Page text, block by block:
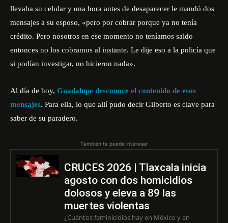
llevaba su celular y una hora antes de desaparecer le mandó dos
mensajes a su esposo, «pero por cobrar porque ya no tenía
crédito. Pero nosotros en ese momento no teníamos saldo
entonces no los cobramos al instante. Le dije eso a la policía que
si podían investigar, no hicieron nada».
Al día de hoy, Guadalupe desconoce el contenido de esos
mensajes. Para ella, lo que allí pudo decir Gilberto es clave para
saber de su paradero.
También te puede interesar
CRUCES 2026 | Tlaxcala inicia
agosto con dos homicidios
dolosos y eleva a 89 las
muertes violentas
¿Cuántos feminicidios hay en México y en